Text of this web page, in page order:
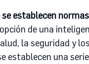
establecen
de una
la seguridad y
establecen una